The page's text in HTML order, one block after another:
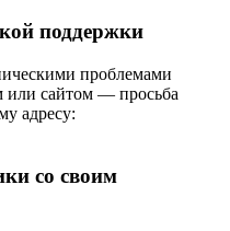
поддержки
проблемами
или сайтом — просьба
адресу:
со своим